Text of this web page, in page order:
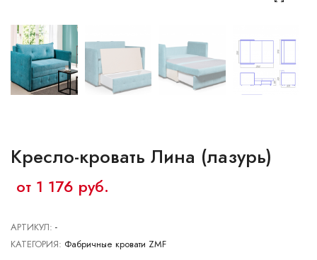
Сморгонь
Кресло-кровать Лина (лазурь)
от 1 176 руб.
АРТИКУЛ: -
КАТЕГОРИЯ: Фабричные кровати ZMF